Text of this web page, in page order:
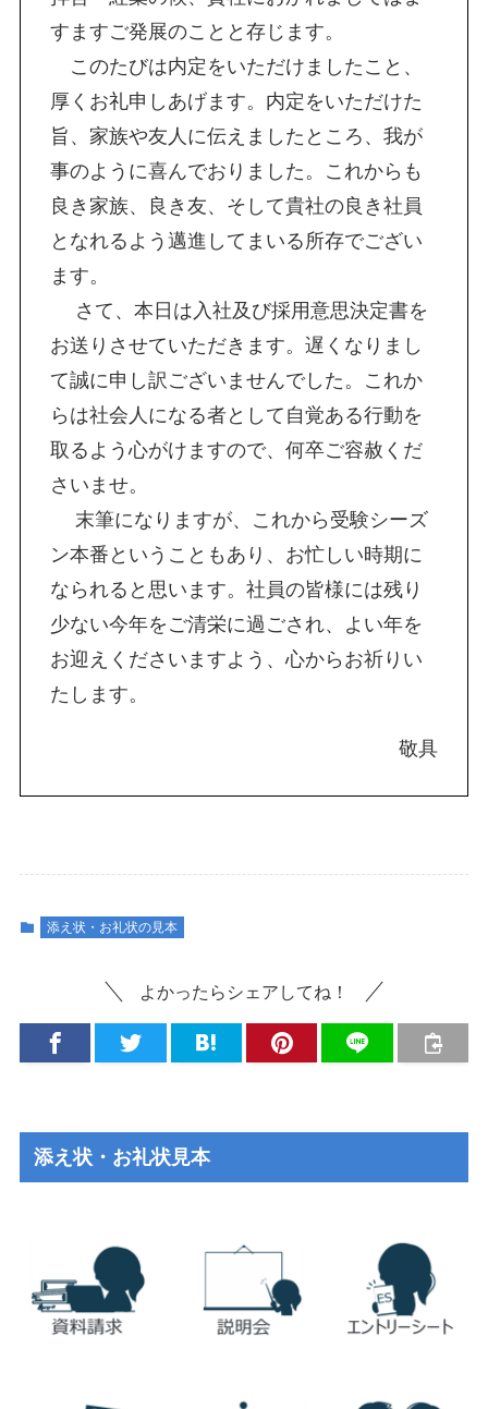
すますご発展のことと存じます。
このたびは内定をいただけましたこと、
厚くお礼申しあげます。内定をいただけた
旨、家族や友人に伝えましたところ、我が
事のように喜んでおりました。これからも
良き家族、良き友、そして貴社の良き社員
となれるよう邁進してまいる所存でござい
ます。
さて、本日は入社及び採用意思決定書を
お送りさせていただきます。遅くなりまし
て誠に申し訳ございませんでした。これか
らは社会人になる者として自覚ある行動を
取るよう心がけますので、何卒ご容赦くだ
さいませ。
末筆になりますが、これから受験シーズ
ン本番ということもあり、お忙しい時期に
なられると思います。社員の皆様には残り
少ない今年をご清栄に過ごされ、よい年を
お迎えくださいますよう、心からお祈りい
たします。
敬具
添え状・お礼状の見本
よかったらシェアしてね！
添え状・お礼状見本